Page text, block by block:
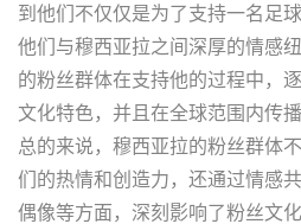
到他们不仅仅是为了支持一名足
他们与穆西亚拉之间深厚的情感
的粉丝群体在支持他的过程中，
文化特色，并且在全球范围内传
总的来说，穆西亚拉的粉丝群体
们的热情和创造力，还通过情感
偶像等方面，深刻影响了粉丝文